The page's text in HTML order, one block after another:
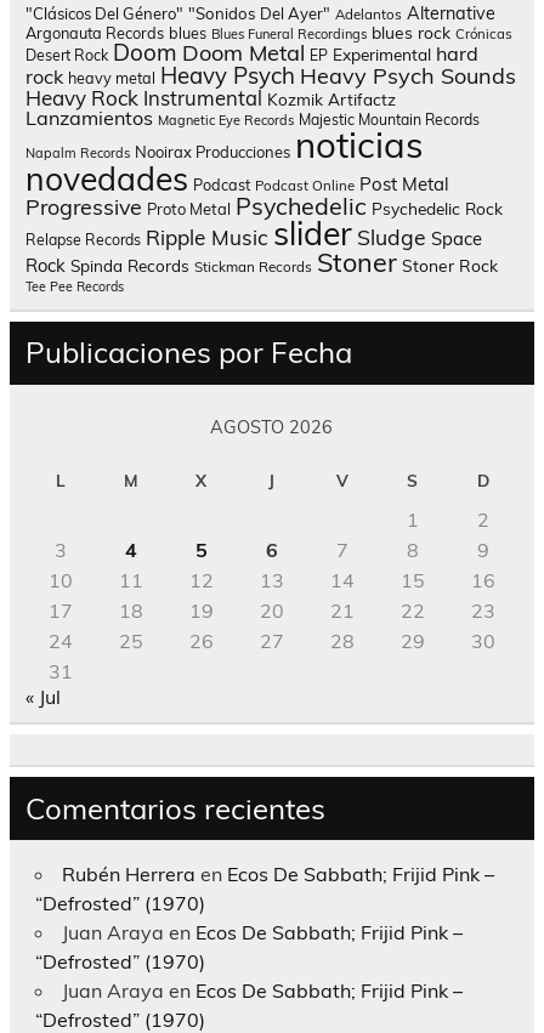
"Clásicos Del Género" "Sonidos Del Ayer" Adelantos Alternative
Argonauta Records blues Blues Funeral Recordings blues rock Crónicas
Desert Rock Doom Doom Metal EP Experimental hard
rock heavy metal Heavy Psych Heavy Psych Sounds
Heavy Rock Instrumental Kozmik Artifactz
Lanzamientos Magnetic Eye Records Majestic Mountain Records
Napalm Records Nooirax Producciones noticias
novedades Podcast Podcast Online Post Metal
Progressive Proto Metal Psychedelic Psychedelic Rock
Relapse Records Ripple Music slider Sludge Space
Rock Spinda Records Stickman Records Stoner Stoner Rock
Tee Pee Records
Publicaciones por Fecha
AGOSTO 2026
L M X J V S D
1
2
3
4 5 6 7 8
9
10
11 12 13 14 15
16
17
18 19 20 21 22
23
24
25 26 27 28 29
30
31
« Jul
Comentarios recientes
Rubén Herrera en Ecos De Sabbath; Frijid Pink –
“Defrosted” (1970)
Juan Araya en Ecos De Sabbath; Frijid Pink –
“Defrosted” (1970)
Juan Araya en Ecos De Sabbath; Frijid Pink –
“Defrosted” (1970)